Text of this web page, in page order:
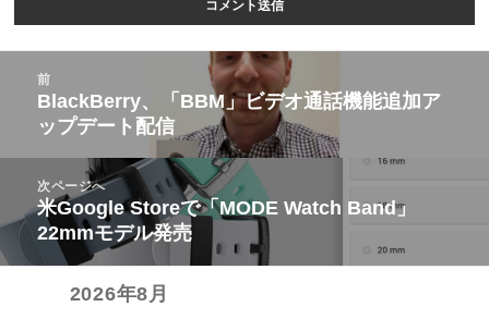
ビ
ー
シ
前
前
の
投
稿:
BlackBerry、「BBM」ビデオ通話機能追加ア
ップデート配信
次ページへ
次
の
投
米Google Storeで「MODE Watch Band」
22mmモデル発売
2026年8月